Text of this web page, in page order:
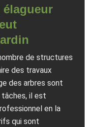
de structures
des travaux
des arbres sont
il est
en la
qui sont